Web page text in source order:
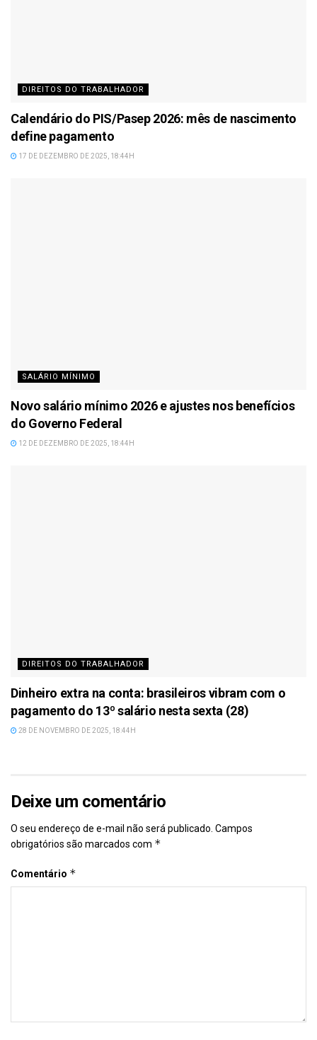
DIREITOS DO TRABALHADOR
Calendário do PIS/Pasep 2026: mês de nascimento
define pagamento
17 DE DEZEMBRO DE 2025, 18:44H
SALÁRIO MÍNIMO
Novo salário mínimo 2026 e ajustes nos benefícios
do Governo Federal
12 DE DEZEMBRO DE 2025, 18:44H
DIREITOS DO TRABALHADOR
Dinheiro extra na conta: brasileiros vibram com o
pagamento do 13º salário nesta sexta (28)
28 DE NOVEMBRO DE 2025, 18:44H
Deixe um comentário
O seu endereço de e-mail não será publicado. Campos
obrigatórios são marcados com *
Comentário *